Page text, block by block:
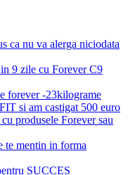
ca nu va alerga niciodata
9 zile cu Forever C9
forever -23kilograme
si am castigat 500 euro
produsele Forever sau
te mentin in forma
SUCCES